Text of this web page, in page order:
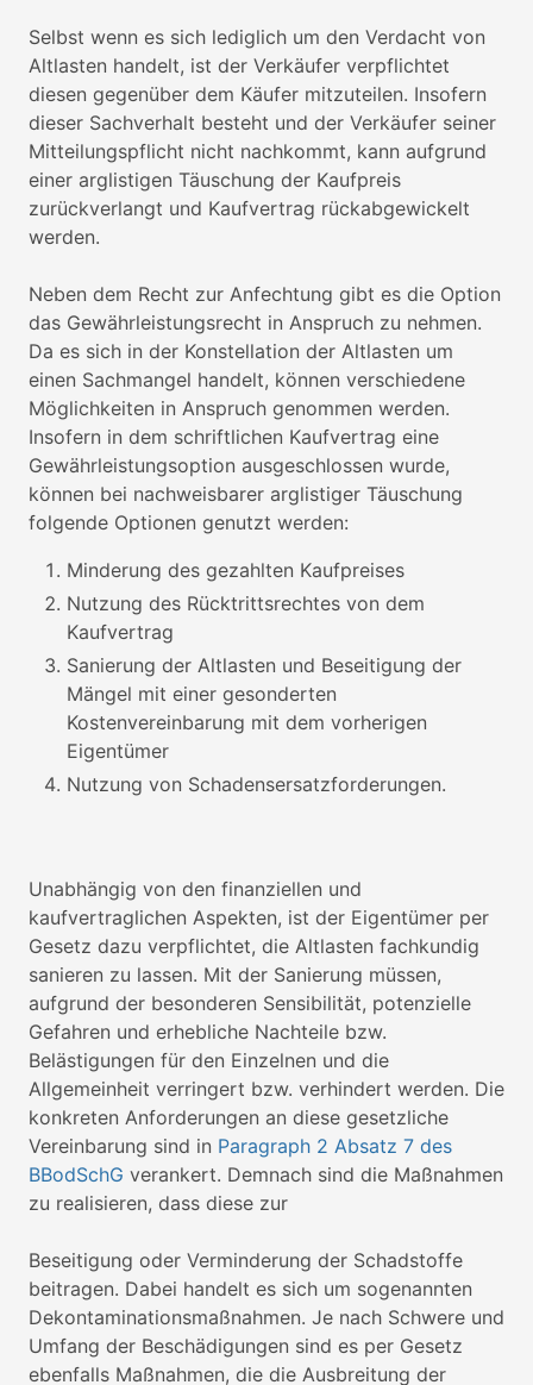
Selbst wenn es sich lediglich um den Verdacht von
Altlasten handelt, ist der Verkäufer verpflichtet
diesen gegenüber dem Käufer mitzuteilen. Insofern
dieser Sachverhalt besteht und der Verkäufer seiner
Mitteilungspflicht nicht nachkommt, kann aufgrund
einer arglistigen Täuschung der Kaufpreis
zurückverlangt und Kaufvertrag rückabgewickelt
werden.
Neben dem Recht zur Anfechtung gibt es die Option
das Gewährleistungsrecht in Anspruch zu nehmen.
Da es sich in der Konstellation der Altlasten um
einen Sachmangel handelt, können verschiedene
Möglichkeiten in Anspruch genommen werden.
Insofern in dem schriftlichen Kaufvertrag eine
Gewährleistungsoption ausgeschlossen wurde,
können bei nachweisbarer arglistiger Täuschung
folgende Optionen genutzt werden:
Minderung des gezahlten Kaufpreises
Nutzung des Rücktrittsrechtes von dem
Kaufvertrag
Sanierung der Altlasten und Beseitigung der
Mängel mit einer gesonderten
Kostenvereinbarung mit dem vorherigen
Eigentümer
Nutzung von Schadensersatzforderungen.
Unabhängig von den finanziellen und
kaufvertraglichen Aspekten, ist der Eigentümer per
Gesetz dazu verpflichtet, die Altlasten fachkundig
sanieren zu lassen. Mit der Sanierung müssen,
aufgrund der besonderen Sensibilität, potenzielle
Gefahren und erhebliche Nachteile bzw.
Belästigungen für den Einzelnen und die
Allgemeinheit verringert bzw. verhindert werden. Die
konkreten Anforderungen an diese gesetzliche
Vereinbarung sind in Paragraph 2 Absatz 7 des
BBodSchG verankert. Demnach sind die Maßnahmen
zu realisieren, dass diese zur
Beseitigung oder Verminderung der Schadstoffe
beitragen. Dabei handelt es sich um sogenannten
Dekontaminationsmaßnahmen. Je nach Schwere und
Umfang der Beschädigungen sind es per Gesetz
ebenfalls Maßnahmen, die die Ausbreitung der